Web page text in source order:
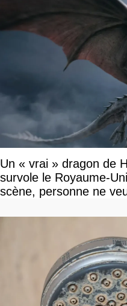
Un « vrai » dragon de
survole le Royaume-
scène, personne ne